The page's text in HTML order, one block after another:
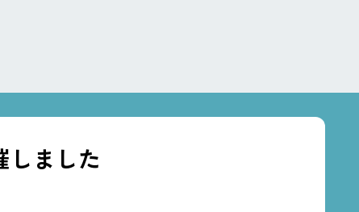
しました